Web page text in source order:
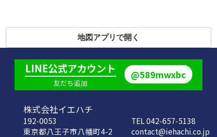
地図アプリで開く
LINE公式アカウント
友だち追加
@589mwxbc
株式会社イエハチ
192-0053
東京都八王子市八幡町4-2
TEL 042-657-5138
contact@iehachi.co.jp